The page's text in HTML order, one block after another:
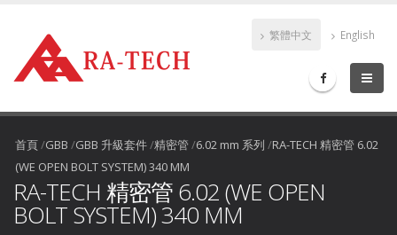
繁體中文 English
首頁/GBB /GBB 升級套件/精密管/6.02 mm 系列 /RA-TECH 精密管 6.02
(WE OPEN BOLT SYSTEM) 340 MM
RA-TECH 精密管 6.02 (WE OPEN
BOLT SYSTEM) 340 MM